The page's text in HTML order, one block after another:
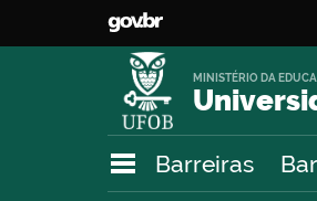
MINISTÉRIO DA
Barreiras